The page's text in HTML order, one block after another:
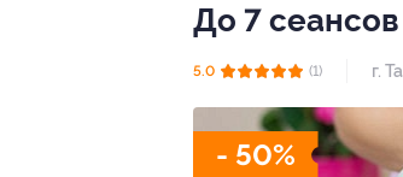
До 7
5.0 (1) г.
- 50%